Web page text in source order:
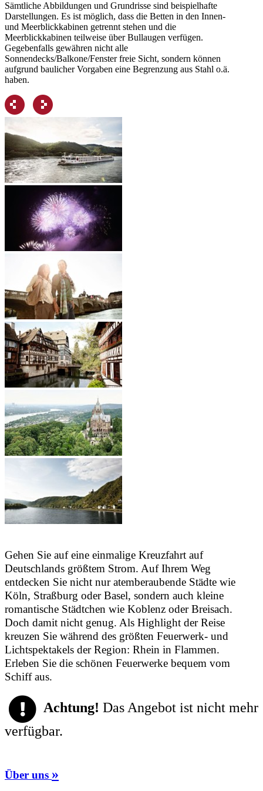
Sämtliche Abbildungen und Grundrisse sind beispielhafte
Darstellungen. Es ist möglich, dass die Betten in den Innen-
und Meerblickkabinen getrennt stehen und die
Meerblickkabinen teilweise über Bullaugen verfügen.
Gegebenfalls gewähren nicht alle
Sonnendecks/Balkone/Fenster freie Sicht, sondern können
aufgrund baulicher Vorgaben eine Begrenzung aus Stahl o.ä.
haben.
Gehen Sie auf eine einmalige Kreuzfahrt auf
Deutschlands größtem Strom. Auf Ihrem Weg
entdecken Sie nicht nur atemberaubende Städte wie
Köln, Straßburg oder Basel, sondern auch kleine
romantische Städtchen wie Koblenz oder Breisach.
Doch damit nicht genug. Als Highlight der Reise
kreuzen Sie während des größten Feuerwerk- und
Lichtspektakels der Region: Rhein in Flammen.
Erleben Sie die schönen Feuerwerke bequem vom
Schiff aus.
Achtung! Das Angebot ist nicht mehr
verfügbar.
Über uns »